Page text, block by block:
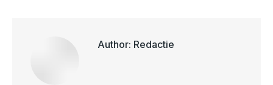
Author: Redactie